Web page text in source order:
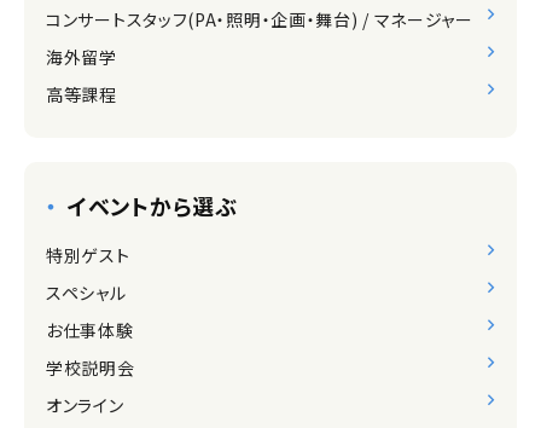
コンサートスタッフ(PA・照明・企画・舞台) / マネージャー
海外留学
高等課程
イベントから選ぶ
特別ゲスト
スペシャル
お仕事体験
学校説明会
オンライン